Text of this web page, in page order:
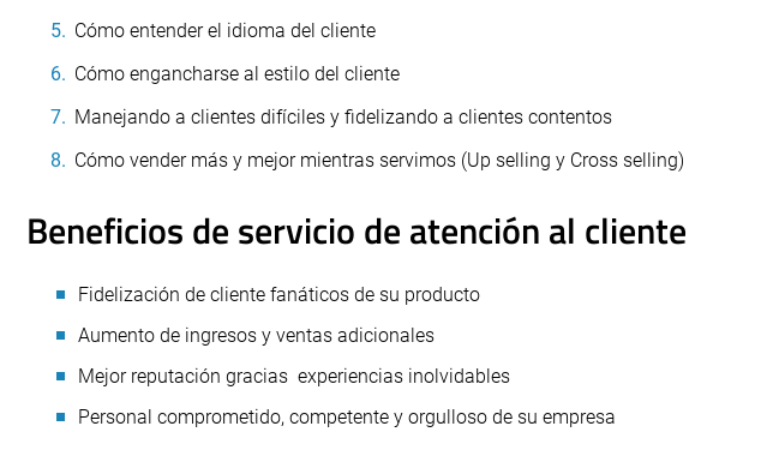
Cómo entender el idioma del cliente
Cómo engancharse al estilo del cliente
Manejando a clientes difíciles y fidelizando a clientes contentos
Cómo vender más y mejor mientras servimos (Up selling y Cross selling)
Beneficios de servicio de atención al cliente
Fidelización de cliente fanáticos de su producto
Aumento de ingresos y ventas adicionales
Mejor reputación gracias experiencias inolvidables
Personal comprometido, competente y orgulloso de su empresa